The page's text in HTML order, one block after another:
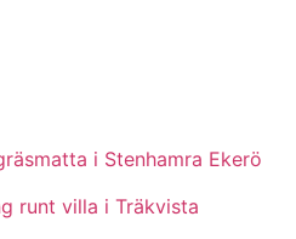
i Stenhamra Ekerö
runt villa i Träkvista